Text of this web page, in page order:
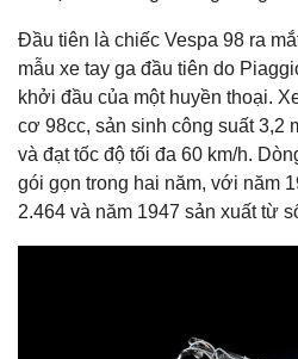
Đầu tiên là chiếc Vespa 98 ra
mẫu xe tay ga đầu tiên do
khởi đầu của một huyền thoại.
cơ 98cc, sản sinh công suất 3,2
và đạt tốc độ tối đa 60 km/h.
gói gọn trong hai năm, với năm
2.464 và năm 1947 sản xuất từ